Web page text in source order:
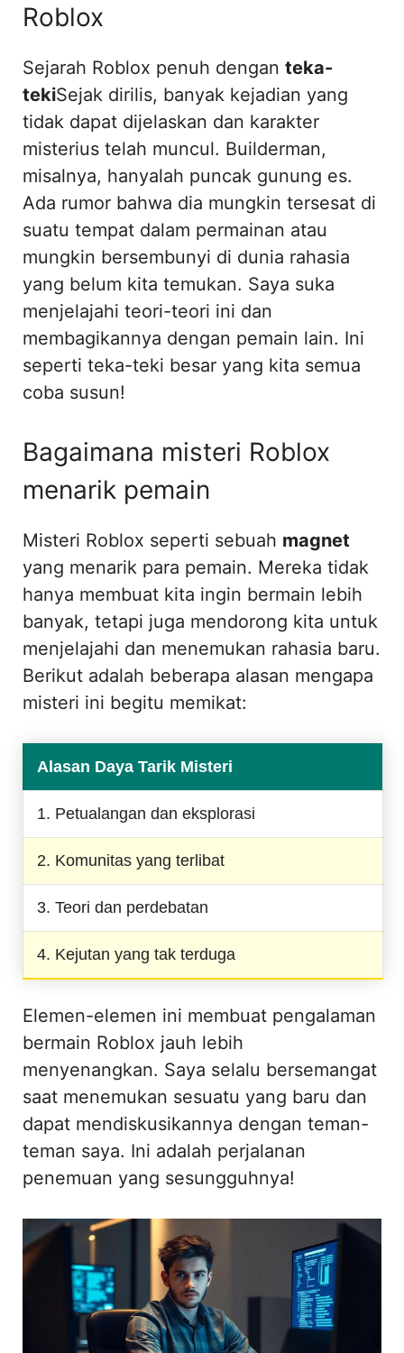
Roblox
Sejarah Roblox penuh dengan teka-
tekiSejak dirilis, banyak kejadian yang
tidak dapat dijelaskan dan karakter
misterius telah muncul. Builderman,
misalnya, hanyalah puncak gunung es.
Ada rumor bahwa dia mungkin tersesat di
suatu tempat dalam permainan atau
mungkin bersembunyi di dunia rahasia
yang belum kita temukan. Saya suka
menjelajahi teori-teori ini dan
membagikannya dengan pemain lain. Ini
seperti teka-teki besar yang kita semua
coba susun!
Bagaimana misteri Roblox
menarik pemain
Misteri Roblox seperti sebuah magnet
yang menarik para pemain. Mereka tidak
hanya membuat kita ingin bermain lebih
banyak, tetapi juga mendorong kita untuk
menjelajahi dan menemukan rahasia baru.
Berikut adalah beberapa alasan mengapa
misteri ini begitu memikat:
Alasan Daya Tarik Misteri
1. Petualangan dan eksplorasi
2. Komunitas yang terlibat
3. Teori dan perdebatan
4. Kejutan yang tak terduga
Elemen-elemen ini membuat pengalaman
bermain Roblox jauh lebih
menyenangkan. Saya selalu bersemangat
saat menemukan sesuatu yang baru dan
dapat mendiskusikannya dengan teman-
teman saya. Ini adalah perjalanan
penemuan yang sesungguhnya!